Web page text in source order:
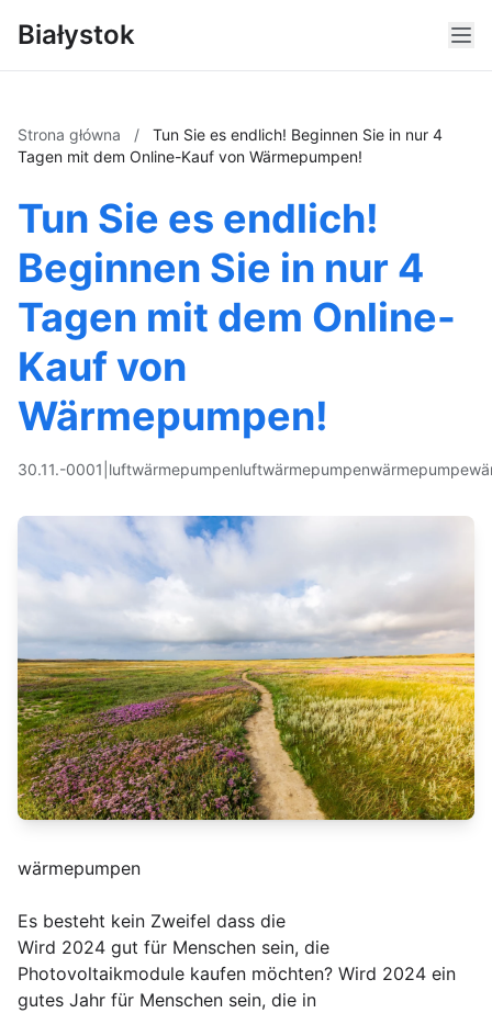
Białystok
Strona główna /
Tun Sie es endlich! Beginnen Sie in nur 4
Tagen mit dem Online-Kauf von Wärmepumpen!
Tun Sie es endlich!
Beginnen Sie in nur 4
Tagen mit dem Online-
Kauf von
Wärmepumpen!
30.11.-0001 luftwärmepumpenluftwärmepumpenwärmepumpe
wärmepumpen
Es besteht kein Zweifel dass die
Wird 2024 gut für Menschen sein, die
Photovoltaikmodule kaufen möchten? Wird 2024 ein
gutes Jahr für Menschen sein, die in